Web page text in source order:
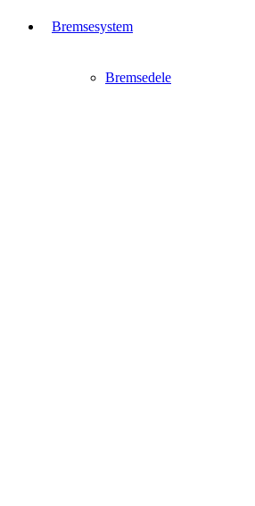
Bremsesystem
Bremsedele